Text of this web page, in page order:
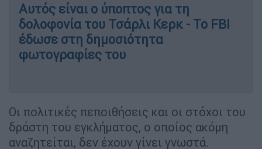
Αυτός είναι ο ύποπτος για τη
δολοφονία του Τσάρλι Κερκ - Το FBI
έδωσε στη δημοσιότητα
φωτογραφίες του
Οι πολιτικές πεποιθήσεις και οι στόχοι του
δράστη του εγκλήματος, ο οποίος ακόμη
αναζητείται, δεν έχουν γίνει γνωστά.